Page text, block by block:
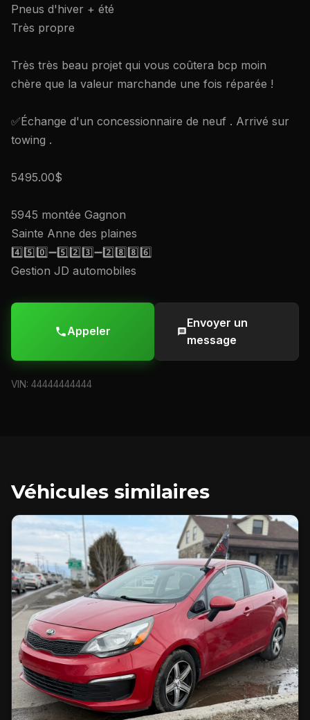
Pneus d'hiver + été
Très propre
Très très beau projet qui vous coûtera bcp moin
chère que la valeur marchande une fois réparée !
✅Échange d'un concessionnaire de neuf . Arrivé sur
towing .
5495.00$
5945 montée Gagnon
Sainte Anne des plaines
4️⃣5️⃣0️⃣➖5️⃣2️⃣3️⃣➖2️⃣8️⃣8️⃣6️⃣
Gestion JD automobiles
Appeler
Envoyer un
message
VIN: 44444444444
Véhicules similaires